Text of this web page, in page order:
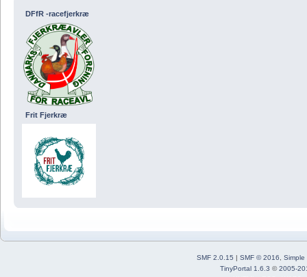
DFfR -racefjerkræ
Frit Fjerkræ
SMF 2.0.15 | SMF © 2016
Simple
TinyPortal 1.6.3 ©2005-